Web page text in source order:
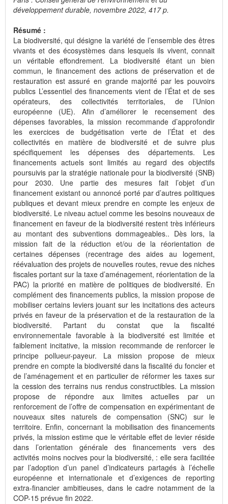
développement durable, novembre 2022, 417 p.
Résumé :
La biodiversité, qui désigne la variété de l’ensemble des êtres
vivants et des écosystèmes dans lesquels ils vivent, connait
un véritable effondrement. La biodiversité étant un bien
commun, le financement des actions de préservation et de
restauration est assuré en grande majorité par les pouvoirs
publics L’essentiel des financements vient de l’État et de ses
opérateurs, des collectivités territoriales, de l’Union
européenne (UE). Afin d’améliorer le recensement des
dépenses favorables, la mission recommande d’approfondir
les exercices de budgétisation verte de l’État et des
collectivités en matière de biodiversité et de suivre plus
spécifiquement les dépenses des départements. Les
financements actuels sont limités au regard des objectifs
poursuivis par la stratégie nationale pour la biodiversité (SNB)
pour 2030. Une partie des mesures fait l’objet d’un
financement existant ou annoncé porté par d’autres politiques
publiques et devant mieux prendre en compte les enjeux de
biodiversité. Le niveau actuel comme les besoins nouveaux de
financement en faveur de la biodiversité restent très inférieurs
au montant des subventions dommageables.. Dès lors, la
mission fait de la réduction et/ou de la réorientation de
certaines dépenses (recentrage des aides au logement,
réévaluation des projets de nouvelles routes, revue des niches
fiscales portant sur la taxe d’aménagement, réorientation de la
PAC) la priorité en matière de politiques de biodiversité. En
complément des financements publics, la mission propose de
mobiliser certains leviers jouant sur les incitations des acteurs
privés en faveur de la préservation et de la restauration de la
biodiversité. Partant du constat que la fiscalité
environnementale favorable à la biodiversité est limitée et
faiblement incitative, la mission recommande de renforcer le
principe pollueur-payeur. La mission propose de mieux
prendre en compte la biodiversité dans la fiscalité du foncier et
de l’aménagement et en particulier de réformer les taxes sur
la cession des terrains nus rendus constructibles. La mission
propose de répondre aux limites actuelles par un
renforcement de l’offre de compensation en expérimentant de
nouveaux sites naturels de compensation (SNC) sur le
territoire. Enfin, concernant la mobilisation des financements
privés, la mission estime que le véritable effet de levier réside
dans l’orientation générale des financements vers des
activités moins nocives pour la biodiversité, : elle sera facilitée
par l’adoption d’un panel d’indicateurs partagés à l’échelle
européenne et internationale et d’exigences de reporting
extra-financier ambitieuses, dans le cadre notamment de la
COP-15 prévue fin 2022.